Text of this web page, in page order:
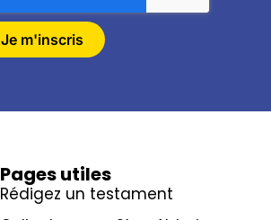
Je m'inscris
Pages utiles
Rédigez un testament